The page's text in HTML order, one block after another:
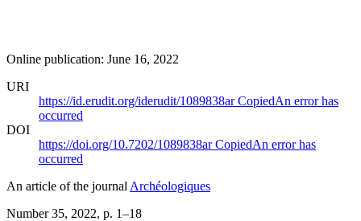
Online publication: June 16, 2022
URI
https://id.erudit.org/iderudit/1089838arCopiedAn error has
occurred
DOI
https://doi.org/10.7202/1089838arCopiedAn error has
occurred
An article of the journal Archéologiques
Number 35, 2022, p. 1–18